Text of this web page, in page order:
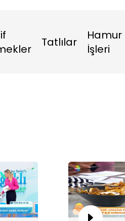
Tatlılar
Hamur
İşleri